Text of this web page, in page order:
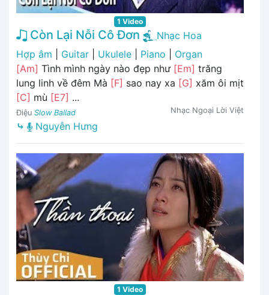
1 Video
Còn Lại Nỗi Cô Đơn
Nhạc Hoa
Hợp âm
Guitar Ukulele Piano
Organ
[Am] Tình mình ngày nào đẹp như [Em] trăng
lung linh về đêm Mà [F] sao nay xa [G] xăm ôi mịt
[C] mù [E7] ...
Điệu Slow Ballad Nhạc Ngoại Lời Việt
⤷ Nguyễn Hưng
1 Video